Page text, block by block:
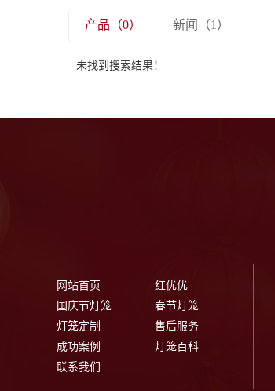
产品（0） 新闻（1）
未找到搜索结果！
网站首页
红优优
国庆节灯笼
春节灯笼
灯笼定制
售后服务
成功案例
灯笼百科
联系我们